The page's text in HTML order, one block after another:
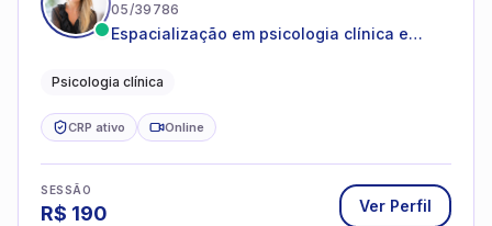
05/39786
Espacialização em psicologia clínica e
Psicologia clínica
CRP ativo Online
SESSÃO
R$ 190 Ver Perfil